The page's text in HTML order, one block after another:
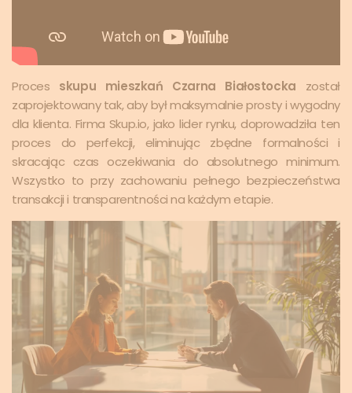
Proces skupu mieszkań Czarna Białostocka został
zaprojektowany tak, aby był maksymalnie prosty i wygodny
dla klienta. Firma Skup.io, jako lider rynku, doprowadziła ten
proces do perfekcji, eliminując zbędne formalności i
skracając czas oczekiwania do absolutnego minimum.
Wszystko to przy zachowaniu pełnego bezpieczeństwa
transakcji i transparentności na każdym etapie.